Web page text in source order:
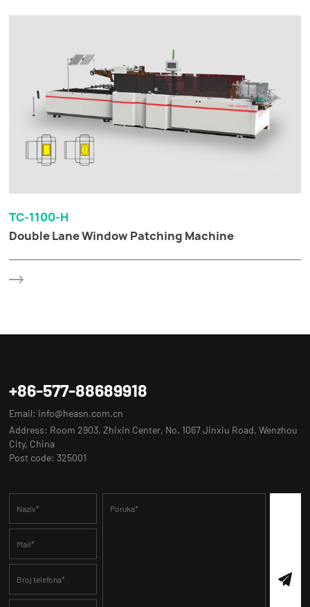
TC-1100-H
Double Lane Window Patching Machine
+86-577-88689918
Email: info@heasn.com.cn
Address: Room 2903, Zhixin Center, No. 1067 Jinxiu Road, Wenzhou
City, China
Post code: 325001